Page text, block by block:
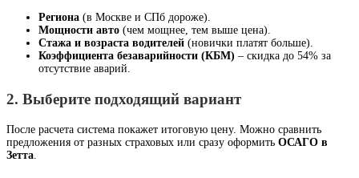
Региона (в Москве и СПб дороже).
Мощности авто (чем мощнее, тем выше цена).
Стажа и возраста водителей (новички платят больше).
Коэффициента безаварийности (КБМ) – скидка до 54% за
отсутствие аварий.
2. Выберите подходящий вариант
После расчета система покажет итоговую цену. Можно сравнить
предложения от разных страховых или сразу оформить ОСАГО в
Зетта